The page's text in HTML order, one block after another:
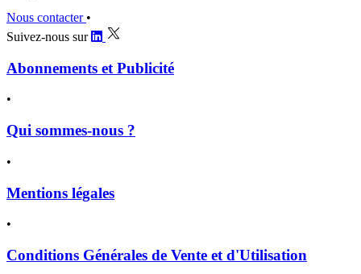
Nous contacter •
Suivez-nous sur
Abonnements et Publicité
•
Qui sommes-nous ?
•
Mentions légales
•
Conditions Générales de Vente et d'Utilisation